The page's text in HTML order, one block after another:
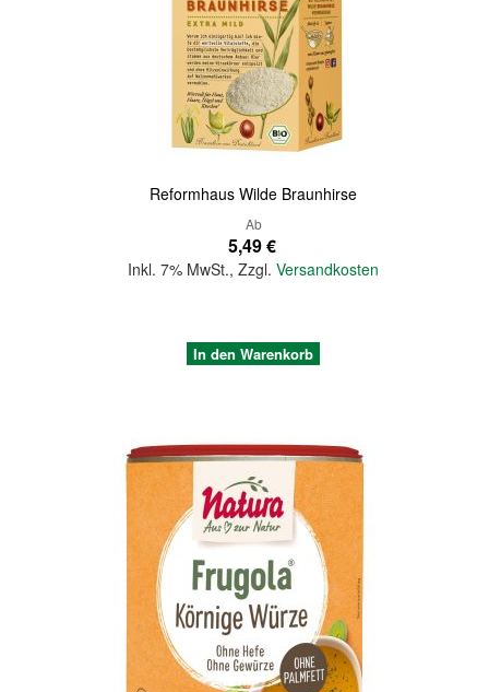
Reformhaus Wilde Braunhirse
Ab
5,49 €
Inkl. 7% MwSt.,Zzgl.Versandkosten
In den Warenkorb